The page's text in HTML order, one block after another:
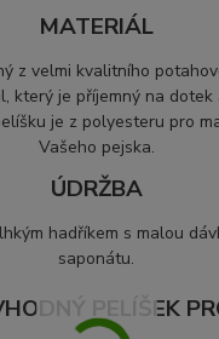
MATERIÁL
z velmi kvalitního
kterýje příjemný na dotek
je z polyesteru pro
Vašeho pejska.
ÚDRŽBA
hadříkem s malou
saponátu.
PELÍŠEK